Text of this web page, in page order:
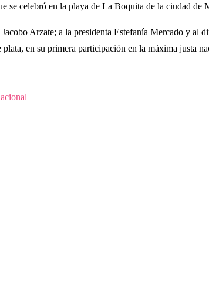
se celebró en la playa de La Boquita de la ciudad de
Arzate; a la presidenta Estefanía Mercado y al
en su primera participación en la máxima justa